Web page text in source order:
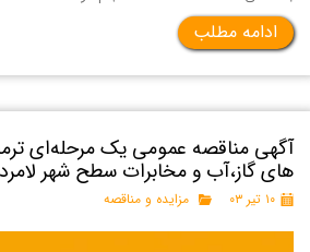
ادامه مطلب
آگهی مناقصه عمومی یک مرحله‌ای
های گاز،آب و مخابرات سطح شهر لامرد
۱۰ تیر ۰۳ مزایده و مناقصه